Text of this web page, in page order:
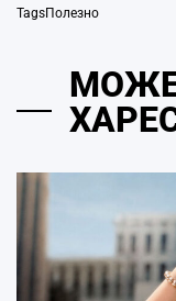
TagsПолезно